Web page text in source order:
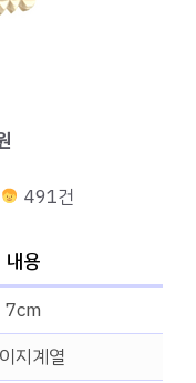
491건
내용
7cm
지계열